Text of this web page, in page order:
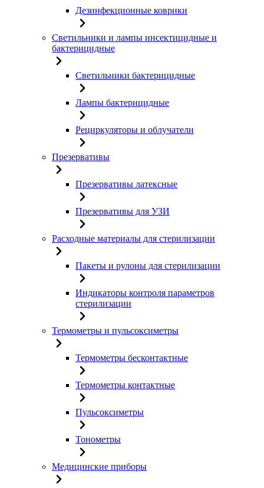
Дезинфекционные коврики
Светильники и лампы инсектицидные и
бактерицидные
Светильники бактерицидные
Лампы бактерицидные
Рециркуляторы и облучатели
Презервативы
Презервативы латексные
Презервативы для УЗИ
Расходные материалы для стерилизации
Пакеты и рулоны для стерилизации
Индикаторы контроля параметров
стерилизации
Термометры и пульсоксиметры
Термометры бесконтактные
Термометры контактные
Пульсоксиметры
Тонометры
Медицинские приборы